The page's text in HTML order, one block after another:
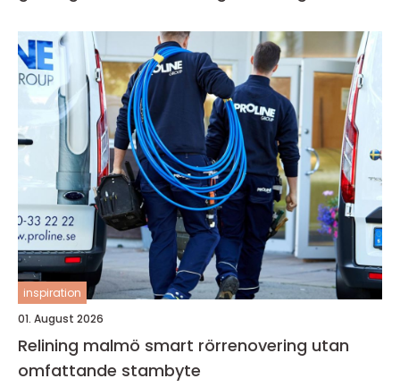
inspiration
01. August 2026
Relining malmö smart rörrenovering utan
omfattande stambyte